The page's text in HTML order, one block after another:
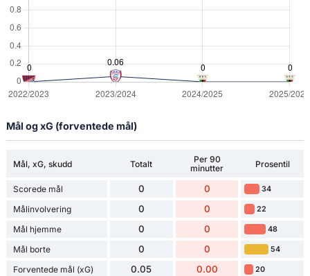
Mål og xG (forventede mål)
Mål, xG, skudd Totalt
Per 90
minutter
Prosentil
Scorede mål 0 0 34
Målinvolvering 0 0 22
Mål hjemme 0 0 48
Mål borte 0 0 54
Forventede mål (xG) 0.05 0.00 20